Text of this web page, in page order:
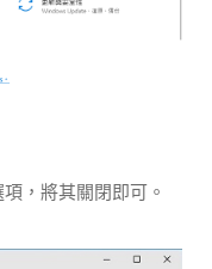
，將其關閉即可。